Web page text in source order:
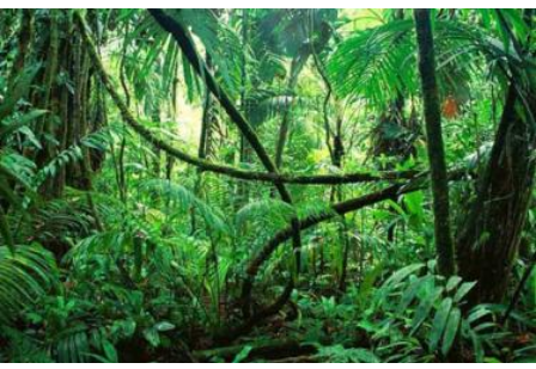
i
o
n
e
s
d
e
c
o
m
p
a
r
t
i
r
r
d
a
r